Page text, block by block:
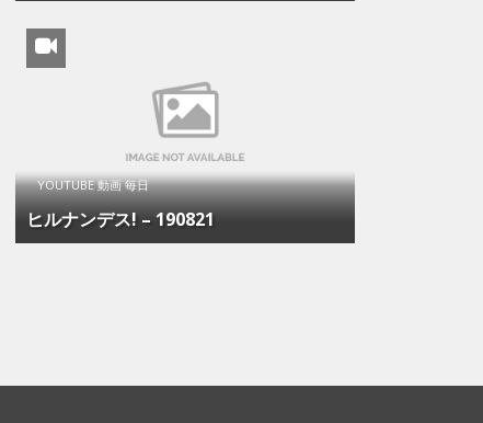
YOUTUBE 動画 毎日
ヒルナンデス! – 190821